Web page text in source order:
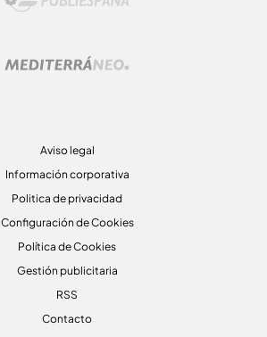
Aviso legal
Información corporativa
Politica de privacidad
Configuración de Cookies
Política de Cookies
Gestión publicitaria
RSS
Contacto